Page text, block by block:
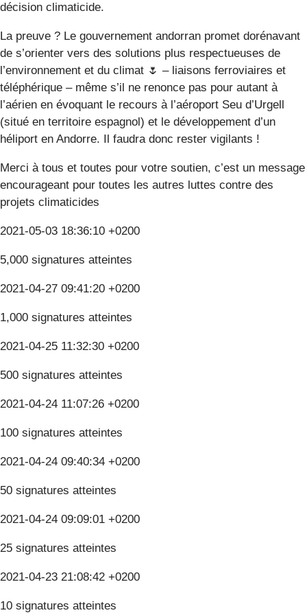
décision climaticide.
La preuve ? Le gouvernement andorran promet dorénavant
de s’orienter vers des solutions plus respectueuses de
l’environnement et du climat 🌷 – liaisons ferroviaires et
téléphérique – même s’il ne renonce pas pour autant à
l’aérien en évoquant le recours à l’aéroport Seu d’Urgell
(situé en territoire espagnol) et le développement d’un
héliport en Andorre. Il faudra donc rester vigilants !
Merci à tous et toutes pour votre soutien, c’est un message
encourageant pour toutes les autres luttes contre des
projets climaticides
2021-05-03 18:36:10 +0200
5,000 signatures atteintes
2021-04-27 09:41:20 +0200
1,000 signatures atteintes
2021-04-25 11:32:30 +0200
500 signatures atteintes
2021-04-24 11:07:26 +0200
100 signatures atteintes
2021-04-24 09:40:34 +0200
50 signatures atteintes
2021-04-24 09:09:01 +0200
25 signatures atteintes
2021-04-23 21:08:42 +0200
10 signatures atteintes